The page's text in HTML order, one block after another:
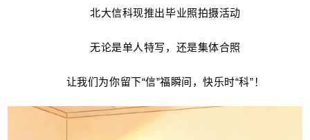
北大信科现推出毕业照拍摄活动
无论是单人特写，还是集体合照
让我们为你留下“信”福瞬间，快乐时“科”！